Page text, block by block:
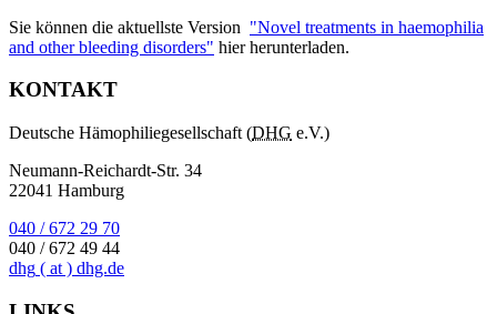
Sie können die aktuellste Version "Novel treatments in haemophilia
and other bleeding disorders" hier herunterladen.
KONTAKT
Deutsche Hämophiliegesellschaft (DHG e.V.)
Neumann-Reichardt-Str. 34
22041 Hamburg
040 / 672 29 70
040 / 672 49 44
dhg ( at ) dhg.de